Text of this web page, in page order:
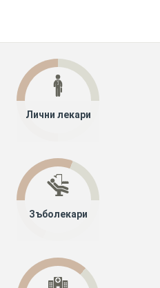
Лични лекари
Зъболекари